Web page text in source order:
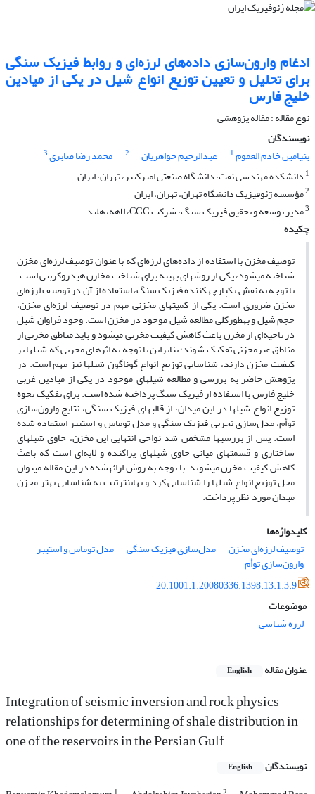
ادغام وارون‌سازی داده‌های لرزه‌ای و روابط فیزیک سنگی
برای تحلیل و تعیین توزیع انواع شیل در یکی از میادین
خلیج‌ فارس
نوع مقاله : مقاله پژوهشی‌
نویسندگان
بنیامین خادم العموم1 عبدالرحیم جواهریان 2 محمد رضا صابری3
1 دانشکده مهندسی نفت، دانشگاه صنعتی امیرکبیر، تهران، ایران
2مؤسسه ژئوفیزیک دانشگاه تهران، تهران، ایران
3مدیر توسعه و تحقیق فیزیک سنگ، شرکت CGG، لاهه، هلند
چکیده
توصیف مخزن با استفاده از داده‌های لرزه‌ای که با عنوان توصیف لرزه‌ای مخزن
شناخته می­شود، یکی از روش­های بهینه برای شناخت مخازن هیدروکربنی است.
با توجه به نقش یکپارچه­کننده فیزیک سنگ، استفاده از آن در توصیف لرزه‌ای
مخزن ضروری است. یکی از کمیت­های مخزنی مهم در توصیف لرزه‌ای مخزن،
حجم شیل و به­طورکلی مطالعه شیل موجود در مخزن است. وجود فراوان شیل
در ناحیه‌ای از مخزن باعث کاهش کیفیت مخزنی می­شود و باید مناطق مخزنی از
مناطق غیرمخزنی تفکیک شوند؛ بنابراین با توجه به اثرهای مخربی که شیل­ها بر
کیفیت مخزن دارند، شناسایی توزیع انواع گوناگون شیل­ها نیز مهم است. در
پژوهش حاضر به بررسی و مطالعه شیل­های موجود در یکی از میادین غربی
خلیج فارس با استفاده از فیزیک سنگ پرداخته شده است. برای تفکیک نحوه
توزیع انواع شیل­ها در این میدان، از قالب­های فیزیک سنگی، نتایج وارون‌سازی
توأم، مدل‌سازی تجربی فیزیک سنگی و مدل توماس و استیبر استفاده شده
است. پس از بررسی­ها مشخص شد نواحی انتهایی این مخزن، حاوی شیل­های
ساختاری و قسمت­های میانی حاوی شیل­های پراکنده و لایه‌ای است که باعث
کاهش کیفیت مخزن می­شوند. با توجه به روش ارائه­شده در این مقاله می­توان
محل توزیع انواع شیل­ها را شناسایی کرد و به­این­ترتیب به شناسایی بهتر مخزن
میدان مورد نظر پرداخت.
کلیدواژه‌ها
توصیف لرزه‌ای مخزن
مدل‌سازی فیزیک سنگی مدل توماس و استیبر
وارون‌سازی توأم
20.1001.1.20080336.1398.13.1.3.9
موضوعات
لرزه شناسی
عنوان مقاله English
Integration of seismic inversion and rock physics
relationships for determining of shale distribution in
one of the reservoirs in the Persian Gulf
نویسندگان English